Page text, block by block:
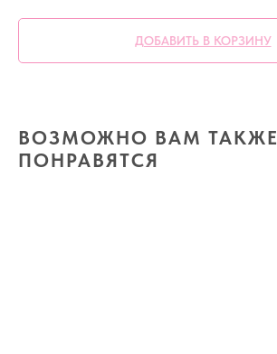
ДОБАВИТЬ В КОРЗИНУ
ВОЗМОЖНО ВАМ ТАКЖЕ
ПОНРАВЯТСЯ